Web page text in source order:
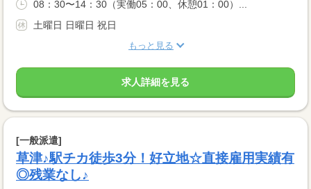
08：30〜14：30（実働05：00、休憩01：00）...
土曜日 日曜日 祝日
もっと見る
求人詳細を見る
[一般派遣]
草津♪駅チカ徒歩3分！好立地☆直接雇用実績有
◎残業なし♪